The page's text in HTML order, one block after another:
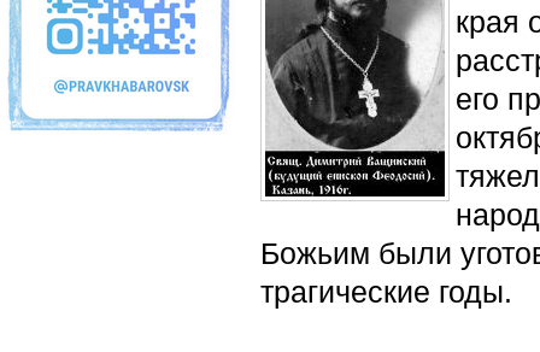
края
его
Божьим были
трагические годы.